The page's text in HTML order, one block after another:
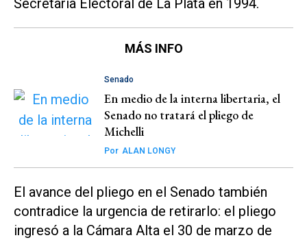
Secretaría Electoral de La Plata en 1994.
MÁS INFO
Senado
En medio de la interna libertaria, el
Senado no tratará el pliego de
Michelli
Por ALAN LONGY
El avance del pliego en el Senado también
contradice la urgencia de retirarlo: el pliego
ingresó a la Cámara Alta el 30 de marzo de